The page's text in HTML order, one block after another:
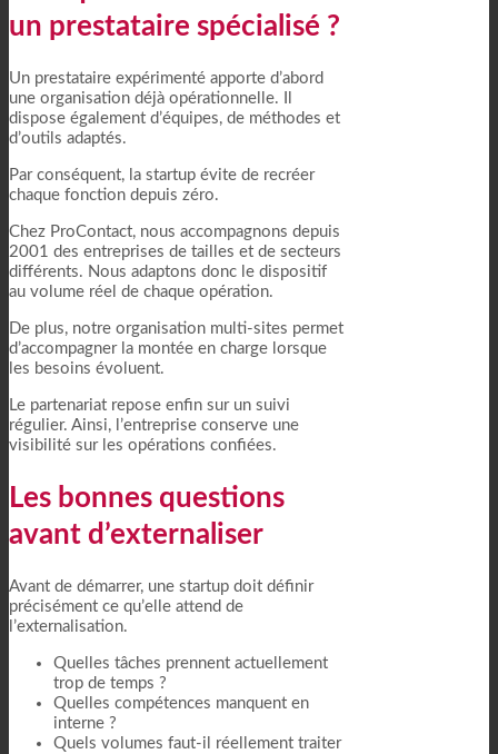
un prestataire spécialisé ?
Un prestataire expérimenté apporte d’abord
une organisation déjà opérationnelle. Il
dispose également d’équipes, de méthodes et
d’outils adaptés.
Par conséquent, la startup évite de recréer
chaque fonction depuis zéro.
Chez ProContact, nous accompagnons depuis
2001 des entreprises de tailles et de secteurs
différents. Nous adaptons donc le dispositif
au volume réel de chaque opération.
De plus, notre organisation multi-sites permet
d’accompagner la montée en charge lorsque
les besoins évoluent.
Le partenariat repose enfin sur un suivi
régulier. Ainsi, l’entreprise conserve une
visibilité sur les opérations confiées.
Les bonnes questions
avant d’externaliser
Avant de démarrer, une startup doit définir
précisément ce qu’elle attend de
l’externalisation.
Quelles tâches prennent actuellement
trop de temps ?
Quelles compétences manquent en
interne ?
Quels volumes faut-il réellement traiter